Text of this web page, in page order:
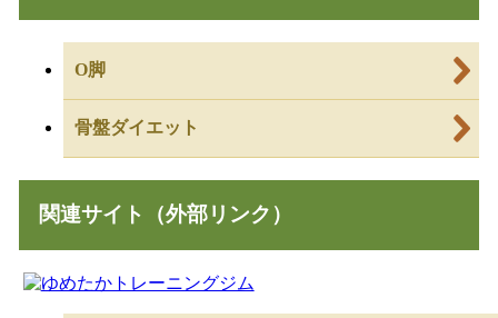
O脚
骨盤ダイエット
関連サイト（外部リンク）